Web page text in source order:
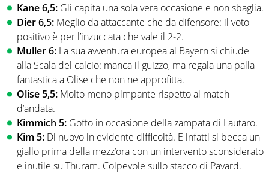
Kane 6,5: Gli capita una sola vera occasione e non sbaglia.
Dier 6,5: Meglio da attaccante che da difensore: il voto
positivo è per l’inzuccata che vale il 2-2.
Muller 6: La sua avventura europea al Bayern si chiude
alla Scala del calcio: manca il guizzo, ma regala una palla
fantastica a Olise che non ne approfitta.
Olise 5,5: Molto meno pimpante rispetto al match
d’andata.
Kimmich 5: Goffo in occasione della zampata di Lautaro.
Kim 5: Di nuovo in evidente difficoltà. E infatti si becca un
giallo prima della mezz’ora con un intervento sconsiderato
e inutile su Thuram. Colpevole sullo stacco di Pavard.